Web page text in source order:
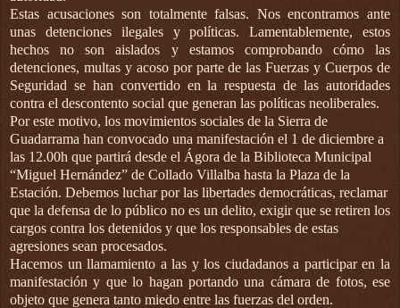
Estas acusaciones son totalmente falsas. Nos encontramos ante
unas detenciones ilegales y políticas. Lamentablemente, estos
hechos no son aislados y estamos comprobando cómo las
detenciones, multas y acoso por parte de las Fuerzas y Cuerpos de
Seguridad se han convertido en la respuesta de las autoridades
contra el descontento social que generan las políticas neoliberales.
Por este motivo, los movimientos sociales de la Sierra de
Guadarrama han convocado una manifestación el 1 de diciembre a
las 12.00h que partirá desde el Ágora de la Biblioteca Municipal
“Miguel Hernández” de Collado Villalba hasta la Plaza de la
Estación. Debemos luchar por las libertades democráticas, reclamar
que la defensa de lo público no es un delito, exigir que se retiren los
cargos contra los detenidos y que los responsables de estas
agresiones sean procesados.
Hacemos un llamamiento a las y los ciudadanos a participar en la
manifestación y que lo hagan portando una cámara de fotos, ese
objeto que genera tanto miedo entre las fuerzas del orden.